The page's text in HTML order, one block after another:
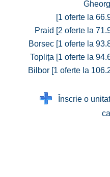
[1 oferte la
Praid [2 oferte la
Borsec [1 oferte la
Toplița [1 oferte la
Bilbor [1 oferte la
Înscrie o